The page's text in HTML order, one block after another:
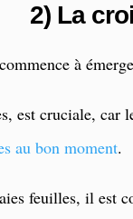
2) La
à
est cruciale,
au bon moment.
feuilles, il est